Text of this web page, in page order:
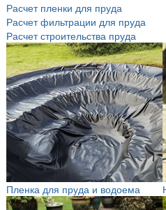
Расчет пленки для пруда
Расчет фильтрации для пруда
Расчет строительства пруда
Пленка для пруда и водоема